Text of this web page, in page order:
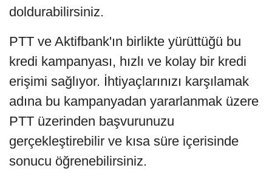
doldurabilirsiniz.
PTT ve Aktifbank'ın birlikte yürüttüğü bu
kredi kampanyası, hızlı ve kolay bir kredi
erişimi sağlıyor. İhtiyaçlarınızı karşılamak
adına bu kampanyadan yararlanmak üzere
PTT üzerinden başvurunuzu
gerçekleştirebilir ve kısa süre içerisinde
sonucu öğrenebilirsiniz.